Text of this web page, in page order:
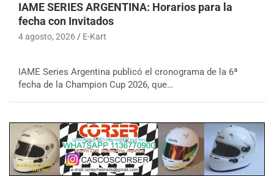
IAME SERIES ARGENTINA: Horarios para la
fecha con Invitados
4 agosto, 2026 E-Kart
IAME Series Argentina publicó el cronograma de la 6ª
fecha de la Champion Cup 2026, que…